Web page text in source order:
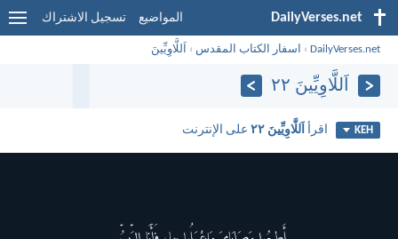
DailyVerses.net المواضيع تسجيل الاشتراك
DailyVerses.net
› اسفار الكتاب المقدس › اَللَّاوِيِّينَ
اَللَّاوِيِّينَ ٢٢
KEH اقرأ اَللَّاوِيِّينَ ٢٢ على الإنترنت